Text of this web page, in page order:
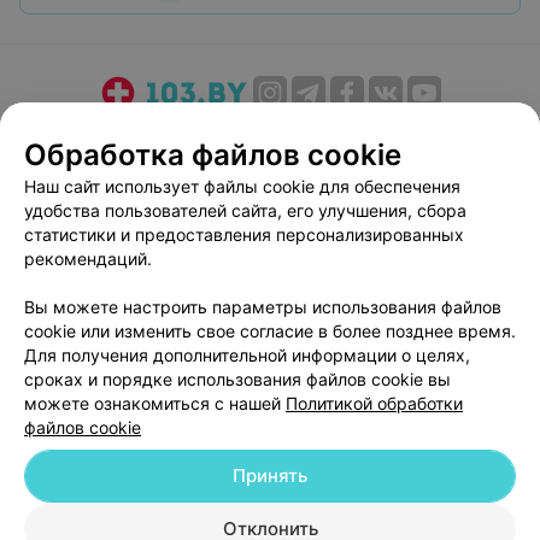
Медицинский маркетинг
Публичный договор
Пользовательское соглашение
Способы оплаты
Вакансии
Партнеры
Написать руководителю 103.by
Персональные настройки cookie
Обработка персональных данных
© 2026 ООО «Артокс Лаб», УНП 191700409| 220012, Республика Беларусь,
Обработка файлов cookie
Наш сайт использует файлы cookie для обеспечения
удобства пользователей сайта, его улучшения, сбора
статистики и предоставления персонализированных
рекомендаций.
Вы можете настроить параметры использования файлов
cookie или изменить свое согласие в более позднее время.
Для получения дополнительной информации о целях,
сроках и порядке использования файлов cookie вы
можете ознакомиться с нашей Политикой обработки
файлов cookie
Отклонить
Принять